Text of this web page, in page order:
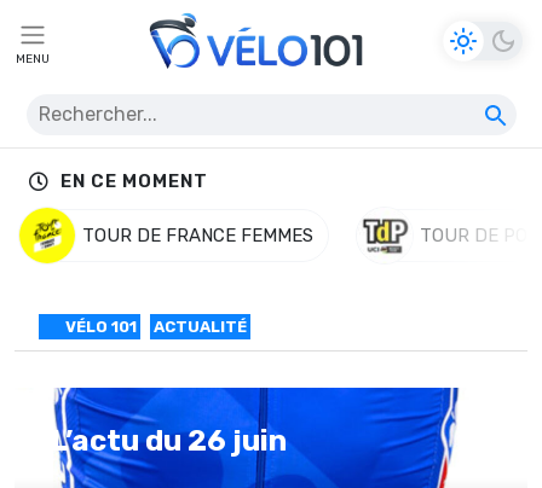
MENU
EN CE MOMENT
TOUR DE FRANCE FEMMES TOUR DE
VÉLO 101 ACTUALITÉ
L’actu du 26 juin